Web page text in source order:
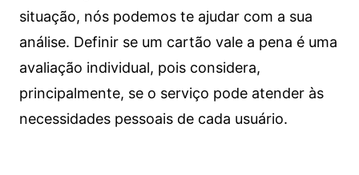
situação, nós podemos te ajudar com a sua
análise. Definir se um cartão vale a pena é uma
avaliação individual, pois considera,
principalmente, se o serviço pode atender às
necessidades pessoais de cada usuário.